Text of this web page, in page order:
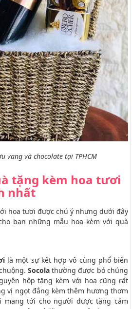
vang và chocolate tại TPHCM
tặng kèm hoa tươi
nhất
hoa tươi được chú ý nhưng dưới đây
bạn những mẫu hoa kèm với quà
là một sự kết hợp vô cùng phổ biến
Socolathường được bó chúng
hộp tặng kèm với hoa cũng rất
vị ngọt đắng kèm thêm hương thơm
tới cho người được tặng cảm